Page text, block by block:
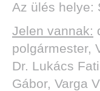
Az ülés helye:
Jelen vannak:
polgármester,
Dr. Lukács
Gábor, Varga